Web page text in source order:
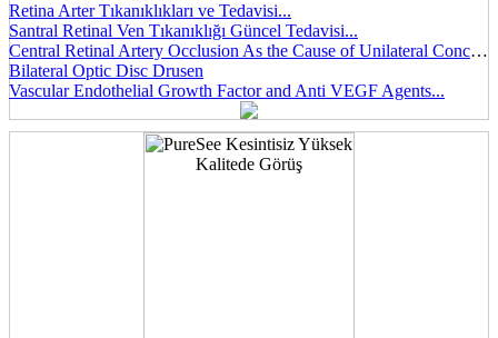
Retina Arter Tıkanıklıkları ve Tedavisi...
Santral Retinal Ven Tıkanıklığı Güncel Tedavisi...
Central Retinal Artery Occlusion As the Cause of Unilateral Concentric Narrowing of Visual Field and Presence of Cilioretinal Artery...
Bilateral Optic Disc Drusen
Vascular Endothelial Growth Factor and Anti VEGF Agents...